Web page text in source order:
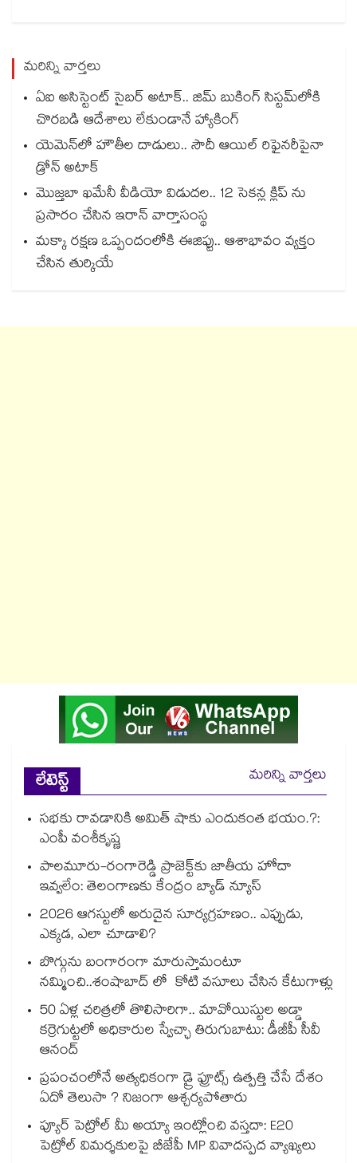
మరిన్ని వార్తలు
ఏఐ అసిస్టెంట్ సైబర్ అటాక్.. జిమ్ బుకింగ్ సిస్టమ్‌లోకి
చొరబడి ఆదేశాలు లేకుండానే హ్యాకింగ్
యెమెన్‌‌‌‌‌‌‌‌లో హౌతీల దాడులు.. సౌదీ ఆయిల్ రిఫైనరీపైనా
డ్రోన్ అటాక్
మొజ్తబా ఖమేనీ వీడియో విడుదల.. 12 సెకన్ల క్లిప్ ను
ప్రసారం చేసిన ఇరాన్ వార్తాసంస్థ
మక్కా రక్షణ ఒప్పందంలోకి ఈజిప్టు.. ఆశాభావం వ్యక్తం
చేసిన తుర్కియే
లేటెస్ట్
మరిన్ని వార్తలు
సభకు రావడానికి అమిత్ షాకు ఎందుకంత భయం.?:
ఎంపీ వంశీకృష్ణ
పాలమూరు-రంగారెడ్డి ప్రాజెక్ట్‎కు జాతీయ హోదా
ఇవ్వలేం: తెలంగాణకు కేంద్రం బ్యాడ్ న్యూస్
2026 ఆగస్టులో అరుదైన సూర్యగ్రహణం.. ఎప్పుడు,
ఎక్కడ, ఎలా చూడాలి?
బొగ్గును బంగారంగా మారుస్తామంటూ
నమ్మించి..శంషాబాద్ లో కోటి వసూలు చేసిన కేటుగాళ్లు
50 ఏళ్ల చరిత్రలో తొలిసారిగా.. మావోయిస్టుల అడ్డా
కర్రెగుట్టలో అధికారుల స్వేచ్ఛా తిరుగుబాటు: డీజీపీ సీవీ
ఆనంద్
ప్రపంచంలోనే అత్యధికంగా డ్రై ఫ్రూట్స్ ఉత్పత్తి చేసే దేశం
ఏదో తెలుసా ? నిజంగా ఆశ్చర్యపోతారు
ప్యూర్ పెట్రోల్ మీ అయ్యా ఇంట్లోంచి వస్తదా: E20
పెట్రోల్ విమర్శకులపై బీజేపీ MP వివాదస్పద వ్యాఖ్యలు